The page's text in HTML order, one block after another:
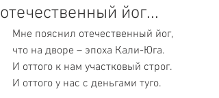
отечественный йог...
Мне пояснил отечественный йог,
что на дворе – эпоха Кали-Юга.
И оттого к нам участковый строг.
И оттого у нас с деньгами туго.